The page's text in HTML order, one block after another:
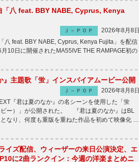
「八 feat. BBY NABE, Cyprus, Kenya
Ｊ－ＰＯＰ
2026年8月8日
八 feat. BBY NABE, Cyprus, Kenya Fujita」を配信
10日に開催されたMA55IVE THE RAMPAGE初の
主題歌「蛍」インスパイアムービー公開
Ｊ－ＰＯＰ
2026年8月8日
『君は夏のなか』の名シーンを使用した「蛍
ビー）」が公開された。 『君は夏のなか』はBL
なり、何度も重版を重ねた作品を初めて映像化 …
イズ配信、ウィーザーの来日公演決定、エ
に2曲ランクイン：今週の洋楽まとめニ